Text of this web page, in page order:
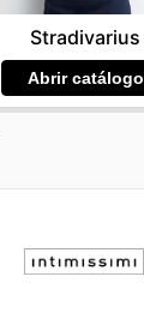
Stradivarius
Abrir catálogo